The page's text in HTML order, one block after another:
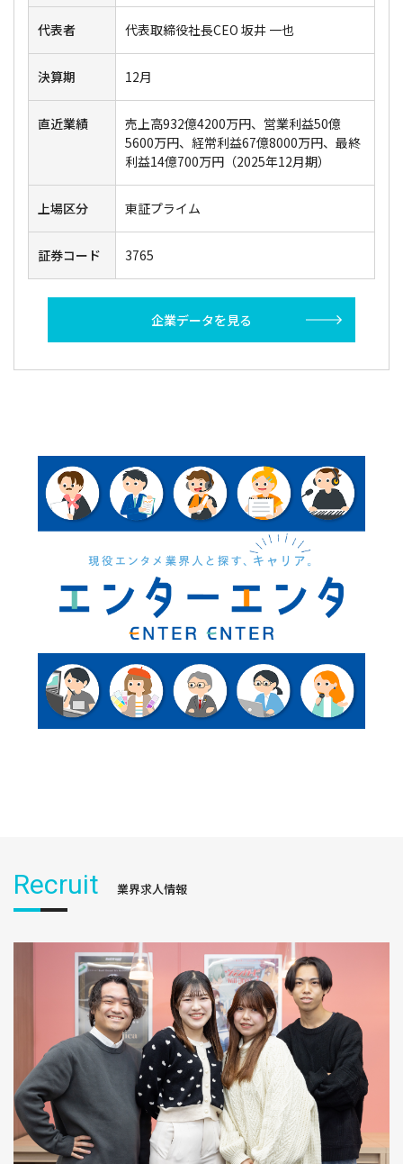
代表者 代表取締役社長CEO 坂井 一也
決算期 12月
直近業績
売上高932億4200万円、営業利益50億
5600万円、経常利益67億8000万円、最終
利益14億700万円（2025年12月期）
上場区分 東証プライム
証券コード 3765
企業データを見る
Recruit 業界求人情報